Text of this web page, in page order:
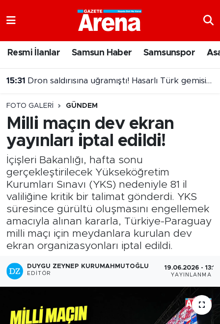
Resmi İlanlar Samsun Haber Samsunspor
15:31 Dron saldırısına uğramıştı! Hasarlı Türk gemisi Samsun'a getirildi
FOTO GALERI GÜNDEM
Milli maçın dev ekran
yayınları iptal edildi!
İçişleri Bakanlığı, hafta sonu
gerçekleştirilecek Yükseköğretim
Kurumları Sınavı (YKS) nedeniyle 81 il
valiliğine kritik bir talimat gönderdi. YKS
süresince gürültü oluşmasını engellemek
amacıyla alınan kararla, Türkiye-Paraguay
milli maçı için meydanlara kurulan dev
ekran organizasyonları iptal edildi.
DUYGU ZEYNEP KURUMAHMUTOĞLU
EDITÖR
19.06.2026 - 13:11
YAYINLANMA
Samsun Namaz Vakitleri
Süper Lig Puan Durumu ve Fikstür
Tüm Manşetler
Son Dakika Haberleri
Haber Arşivi